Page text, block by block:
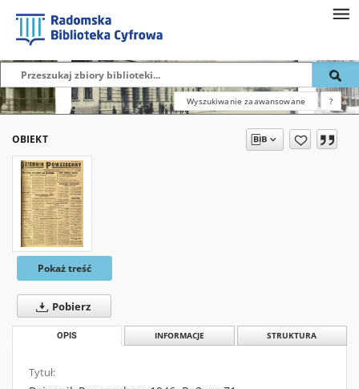
Wyszukiwanie zaawansowane ?
OBIEKT
Pokaż treść
Pobierz
OPIS INFORMACJE STRUKTURA
Tytuł: